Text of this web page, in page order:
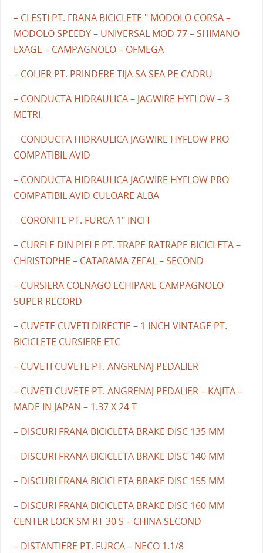
– CLESTI PT. FRANA BICICLETE " MODOLO CORSA –
MODOLO SPEEDY – UNIVERSAL MOD 77 – SHIMANO
EXAGE – CAMPAGNOLO – OFMEGA
– COLIER PT. PRINDERE TIJA SA SEA PE CADRU
– CONDUCTA HIDRAULICA – JAGWIRE HYFLOW – 3
METRI
– CONDUCTA HIDRAULICA JAGWIRE HYFLOW PRO
COMPATIBIL AVID
– CONDUCTA HIDRAULICA JAGWIRE HYFLOW PRO
COMPATIBIL AVID CULOARE ALBA
– CORONITE PT. FURCA 1" INCH
– CURELE DIN PIELE PT. TRAPE RATRAPE BICICLETA –
CHRISTOPHE – CATARAMA ZEFAL – SECOND
– CURSIERA COLNAGO ECHIPARE CAMPAGNOLO
SUPER RECORD
– CUVETE CUVETI DIRECTIE – 1 INCH VINTAGE PT.
BICICLETE CURSIERE ETC
– CUVETI CUVETE PT. ANGRENAJ PEDALIER
– CUVETI CUVETE PT. ANGRENAJ PEDALIER – KAJITA –
MADE IN JAPAN – 1.37 X 24 T
– DISCURI FRANA BICICLETA BRAKE DISC 135 MM
– DISCURI FRANA BICICLETA BRAKE DISC 140 MM
– DISCURI FRANA BICICLETA BRAKE DISC 155 MM
– DISCURI FRANA BICICLETA BRAKE DISC 160 MM
CENTER LOCK SM RT 30 S – CHINA SECOND
– DISTANTIERE PT. FURCA – NECO 1.1/8